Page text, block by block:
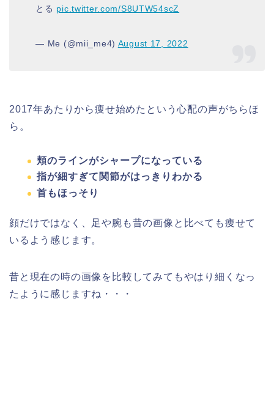
とる pic.twitter.com/S8UTW54scZ
— Me (@mii_me4) August 17, 2022
2017年あたりから痩せ始めたという心配の声がちらほ
ら。
頬のラインがシャープになっている
指が細すぎて関節がはっきりわかる
首もほっそり
顔だけではなく、足や腕も昔の画像と比べても痩せて
いるよう感じます。
昔と現在の時の画像を比較してみてもやはり細くなっ
たように感じますね・・・